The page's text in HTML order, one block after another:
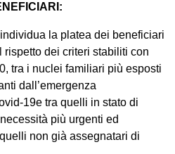
la platea dei beneficiari
dei criteri stabiliti con
tra i nuclei familiari più esposti
dall’emergenza
19e tra quelli in stato di
più urgenti ed
non già assegnatari di